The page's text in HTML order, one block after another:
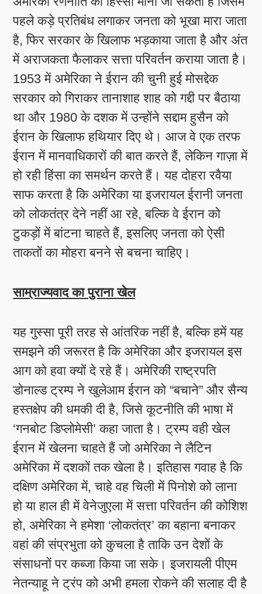
पहले कड़े प्रतिबंध लगाकर जनता को भूखा मारा जाता
है, फिर सरकार के खिलाफ भड़काया जाता है और अंत
में अराजकता फैलाकर सत्ता परिवर्तन कराया जाता है।
1953 में अमेरिका ने ईरान की चुनी हुई मोसद्देक
सरकार को गिराकर तानाशाह शाह को गद्दी पर बैठाया
था और 1980 के दशक में उन्होंने सद्दाम हुसैन को
ईरान के खिलाफ हथियार दिए थे। आज वे एक तरफ
ईरान में मानवाधिकारों की बात करते हैं, लेकिन गाज़ा में
हो रही हिंसा का समर्थन करते हैं। यह दोहरा रवैया
साफ करता है कि अमेरिका या इजरायल ईरानी जनता
को लोकतंत्र देने नहीं आ रहे, बल्कि वे ईरान को
टुकड़ों में बांटना चाहते हैं, इसलिए जनता को ऐसी
ताकतों का मोहरा बनने से बचना चाहिए।
साम्राज्यवाद का पुराना खेल
यह गुस्सा पूरी तरह से आंतरिक नहीं है, बल्कि हमें यह
समझने की जरूरत है कि अमेरिका और इजरायल इस
आग को हवा क्यों दे रहे हैं। अमेरिकी राष्ट्रपति
डोनाल्ड ट्रम्प ने खुलेआम ईरान को “बचाने” और सैन्य
हस्तक्षेप की धमकी दी है, जिसे कूटनीति की भाषा में
‘गनबोट डिप्लोमेसी’ कहा जाता है। ट्रम्प वही खेल
ईरान में खेलना चाहते हैं जो अमेरिका ने लैटिन
अमेरिका में दशकों तक खेला है। इतिहास गवाह है कि
दक्षिण अमेरिका में, चाहे वह चिली में पिनोशे को लाना
हो या हाल ही में वेनेजुएला में सत्ता परिवर्तन की कोशिश
हो, अमेरिका ने हमेशा ‘लोकतंत्र’ का बहाना बनाकर
वहां की संप्रभुता को कुचला है ताकि उन देशों के
संसाधनों पर कब्जा किया जा सके। इजरायली पीएम
नेतन्याहू ने ट्रंप को अभी हमला रोकने की सलाह दी है